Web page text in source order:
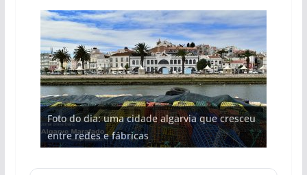
Foto do dia: uma cidade algarvia que cresceu
entre redes e fábricas
Milagre da água. Fontes emblemáticas do
Algarve voltam a ter vida (com vídeo)
Tapas do mar a 3 euros cada. Nova rota
gastronómica nasce no Algarve
Tempestades roubam areia de praias e põem
arribas em risco no Algarve (com vídeo)
Projeto milionário: investimento de 108
milhões de euros na construção de dois
hotéis (com vídeo)